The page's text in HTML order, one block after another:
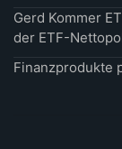
Gerd Kommer
der ETF-
Finanzprodukte